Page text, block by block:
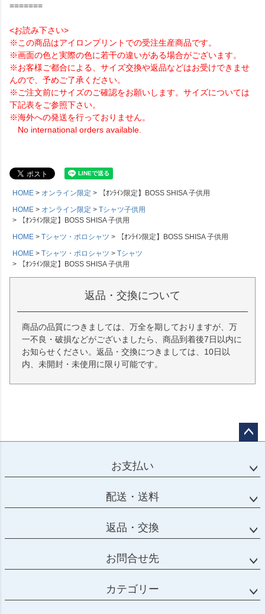
=======
<お読み下さい>
※この商品はアイロンプリントでの受注生産商品です。
※画面の色と実際の色に若干の違いがある場合がございます。
※お客様ご都合による、サイズ交換や返品などはお受けできませ
んので、予めご了承ください。
※ご注文前にサイズのご確認をお願いします。サイズについては
下記表をご参照下さい。
※海外への発送を行っておりません。
No international orders available.
HOME オンライン限定
【ｵﾝﾗｲﾝ限定】BOSS SHISA 子供用
HOME
オンライン限定
Tシャツ子供用
【ｵﾝﾗｲﾝ限定】BOSS SHISA 子供用
HOME
Tシャツ・ポロシャツ
【ｵﾝﾗｲﾝ限定】BOSS SHISA 子供用
HOME
Tシャツ・ポロシャツ
Tシャツ
【ｵﾝﾗｲﾝ限定】BOSS SHISA 子供用
返品・交換について
商品の品質につきましては、万全を期しておりますが、万
一不良・破損などがございましたら、商品到着後7日以内に
お知らせください。返品・交換につきましては、10日以
内、未開封・未使用に限り可能です。
ップ
お支払い
配送・送料
返品・交換
お問合せ先
カテゴリー